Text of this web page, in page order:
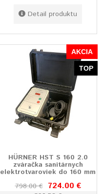
Detail produktu
AKCIA
TOP
HÜRNER HST S 160 2.0
zváračka sanitárnych
elektrotvaroviek do 160 mm
798.00 € 724.00 €